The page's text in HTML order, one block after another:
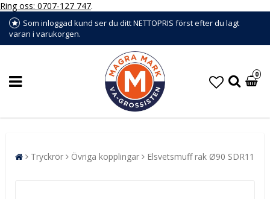
Ring oss: 0707-127 747.
Som inloggad kund ser du ditt NETTOPRIS först efter du lagt
varan i varukorgen.
0
Tryckrör Övriga kopplingar Elsvetsmuff rak Ø90 SDR11